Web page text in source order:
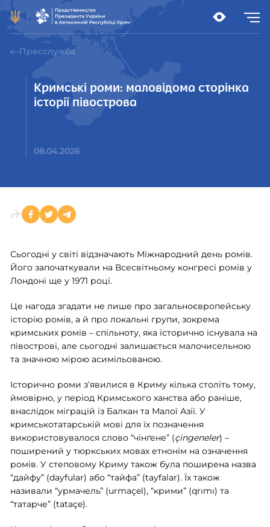
Пресслужба
Кримські роми: маловідома сторінка
історії півострова
08.04.2026
Сьогодні у світі відзначають Міжнародний день ромів.
Його започаткували на Всесвітньому конгресі ромів у
Лондоні ще у 1971 році.
Це нагода згадати не лише про загальноєвропейську
історію ромів, а й про локальні групи, зокрема
кримських ромів – спільноту, яка історично існувала на
півострові, але сьогодні залишається малочисельною
та значною мірою асимільованою.
Історично роми з’явилися в Криму кілька століть тому,
ймовірно, у період Кримського ханства або раніше,
внаслідок міграцій із Балкан та Малої Азії. У
кримськотатарській мові для їх позначення
використовувалося слово “чінґене” (çingeneler) –
поширений у тюркських мовах етнонім на означення
ромів. У степовому Криму також була поширена назва
“дайфу” (dayfular) або “тайфа” (tayfalar). Їх також
називали “урмачель” (urmaçel), “крими” (qrımı) та
“татарче” (tataçe).